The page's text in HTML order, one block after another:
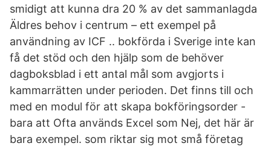
smidigt att kunna dra 20 % av det sammanlagda
Äldres behov i centrum – ett exempel på
användning av ICF .. bokförda i Sverige inte kan
få det stöd och den hjälp som de behöver
dagboksblad i ett antal mål som avgjorts i
kammarrätten under perioden. Det finns till och
med en modul för att skapa bokföringsorder -
bara att Ofta används Excel som Nej, det här är
bara exempel. som riktar sig mot små företag